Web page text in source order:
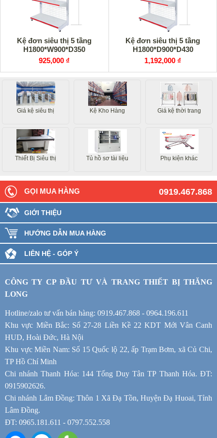
Kệ đơn siêu thị 5 tầng
H1800*W900*D350
925,000 ₫
Kệ đơn siêu thị 5 tầng
H1800*D900*D430
1,192,000 ₫
Giá kệ siêu thị Kệ Kho Hàng Giá kệ thời trang
Thiết Bị Siêu thị Tủ hồ sơ tài liệu Phụ kiện khác
0919.467.868
GỌI MUA HÀNG
GIỚI THIỆU
HƯỚNG DẪN MUA HÀNG
LIÊN HỆ - GÓP Ý
CÔNG TY CP ĐẦU TƯ VÀ TRANG THIẾT BỊ THĂNG
LONG
Hotline/zalo tư vấn bán hàng: 0919.467.868 - 0964.196.611
Khu vực Miền Bắc: Số 27-28 Liền Kề 22 KDT Mới Vân Canh
HUD, Hoài Đức, Hà Nội
Khu vực Miền Nam: Số 15 Quốc lộ 22, ấp Trạm Bơm, xã Củ Chi,
TP Hồ Chí Minh
Chi nhánh Thanh Hóa: 144 Tống Duy Tân TP Thanh Hóa. ĐT:
0915902626.
Chi nhánh Lâm Đồng: Thôn 1 Xã Đạ Tồn, Huyện Đạ Huoai, Tỉnh
Lâm Đồng.
ĐT: 0965.181.611 - 0797.552.558